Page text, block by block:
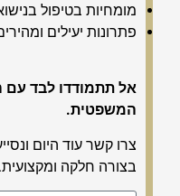
מומחיות בטיפול
פתרונות יעילים
אל תתמודדו לבד עם
המשפטית.
צרו קשר עוד היום
בצורה חלקה ומקצועית.